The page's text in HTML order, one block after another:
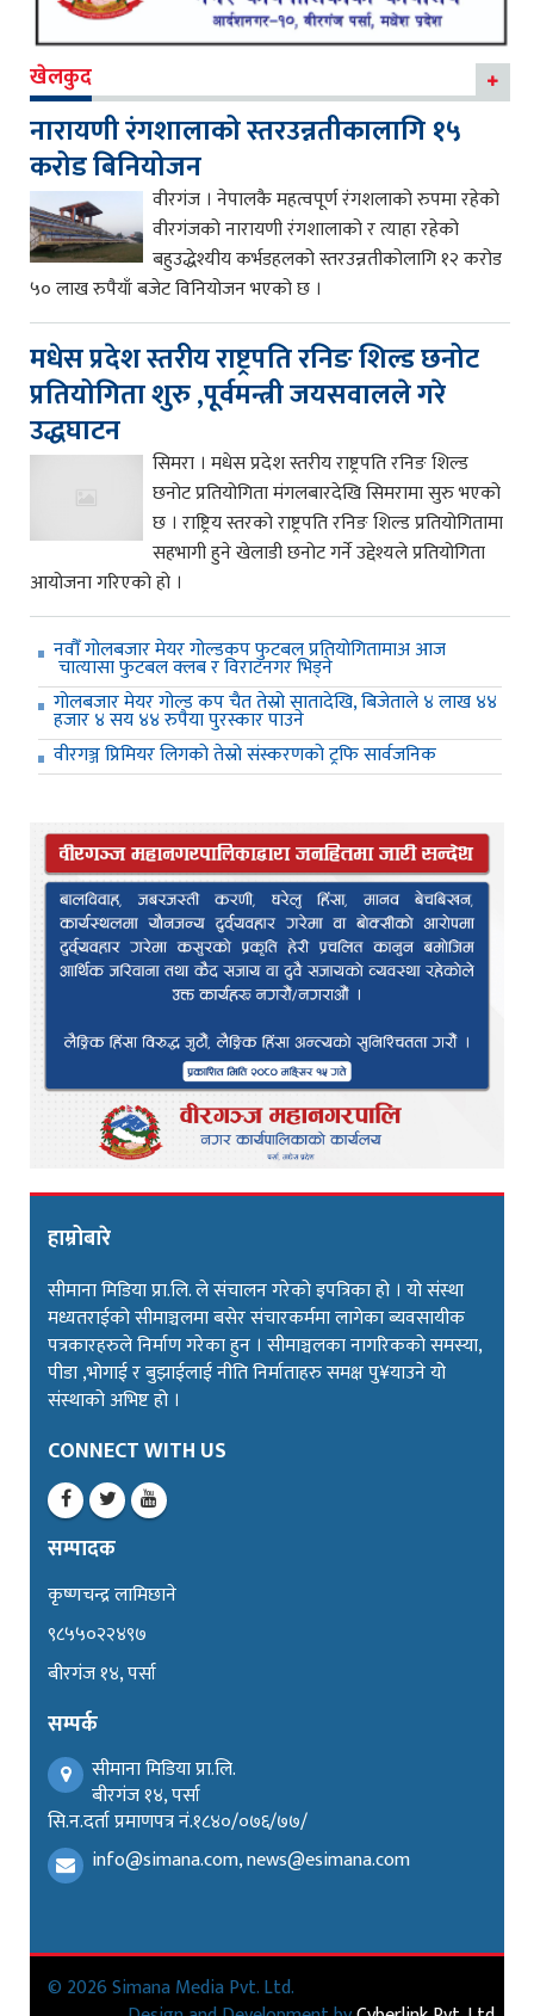
खेलकुद
नारायणी रंगशालाको स्तरउन्नतीकालागि १५
करोड बिनियोजन
वीरगंज । नेपालकै महत्वपूर्ण रंगशलाको रुपमा रहेको
वीरगंजको नारायणी रंगशालाको र त्याहा रहेको
बहुउद्धेश्यीय कर्भडहलको स्तरउन्नतीकोलागि १२ करोड
५० लाख रुपैयाँ बजेट विनियोजन भएको छ ।
मधेस प्रदेश स्तरीय राष्ट्रपति रनिङ शिल्ड छनोट
प्रतियोगिता शुरु ,पूर्वमन्त्री जयसवालले गरे
उद्धघाटन
सिमरा । मधेस प्रदेश स्तरीय राष्ट्रपति रनिङ शिल्ड
छनोट प्रतियोगिता मंगलबारदेखि सिमरामा सुरु भएको
छ । राष्ट्रिय स्तरको राष्ट्रपति रनिङ शिल्ड प्रतियोगितामा
सहभागी हुने खेलाडी छनोट गर्ने उद्देश्यले प्रतियोगिता
आयोजना गरिएको हो ।
नवौँ गोलबजार मेयर गोल्डकप फुटबल प्रतियोगितामाअ आज
चात्यासा फुटबल क्लब र विराटनगर भिड्ने
गोलबजार मेयर गोल्ड कप चैत तेस्रो सातादेखि, बिजेताले ४ लाख ४४
हजार ४ सय ४४ रुपैया पुरस्कार पाउने
वीरगञ्ज प्रिमियर लिगको तेस्रो संस्करणको ट्रफि सार्वजनिक
हाम्रोबारे
सीमाना मिडिया प्रा.लि. ले संचालन गरेको इपत्रिका हो । यो संस्था
मध्यतराईको सीमाञ्चलमा बसेर संचारकर्ममा लागेका ब्यवसायीक
पत्रकारहरुले निर्माण गरेका हुन । सीमाञ्चलका नागरिकको समस्या,
पीडा ,भोगाई र बुझाईलाई नीति निर्माताहरु समक्ष पु¥याउने यो
संस्थाको अभिष्ट हो ।
CONNECT WITH US
सम्पादक
कृष्णचन्द्र लामिछाने
९८५५०२२४९७
बीरगंज १४, पर्सा
सम्पर्क
सीमाना मिडिया प्रा.लि.
बीरगंज १४, पर्सा
सि.न.दर्ता प्रमाणपत्र नं.१८४०/०७६/७७/
info@simana.com, news@esimana.com
© 2026 Simana Media Pvt. Ltd.